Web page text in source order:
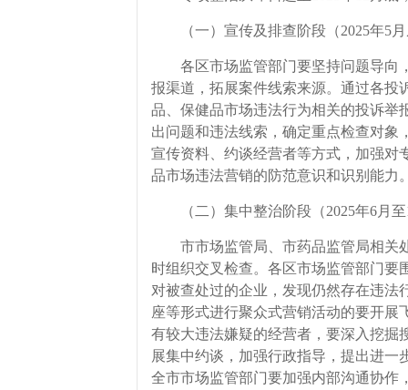
（一）宣传及排查阶段（2025年5月
各区市场监管部门要坚持问题导向，
报渠道，拓展案件线索来源。通过各投
品、保健品市场违法行为相关的投诉举
出问题和违法线索，确定重点检查对象
宣传资料、约谈经营者等方式，加强对
品市场违法营销的防范意识和识别能力
（二）集中整治阶段（2025年6月至
市市场监管局、市药品监管局相关处
时组织交叉检查。各区市场监管部门要
对被查处过的企业，发现仍然存在违法
座等形式进行聚众式营销活动的要开
有较大违法嫌疑的经营者，要深入挖掘
展集中约谈，加强行政指导，提出进
全市市场监管部门要加强内部沟通协作